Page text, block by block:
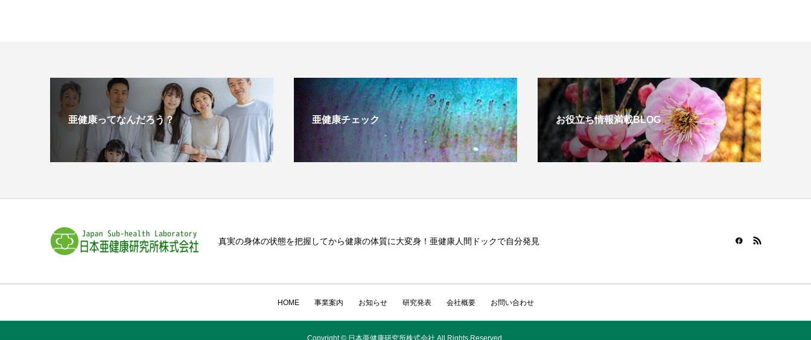
亜健康ってなんだろう？ 亜健康チェック お役立ち情報満載BLOG
真実の身体の状態を把握してから健康の体質に大変身！亜健康人間ドックで自分発見
HOME 事業案内 お知らせ 研究発表 会社概要 お問い合わせ